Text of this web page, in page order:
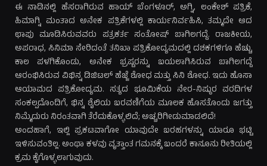
ಈ ನಾಡಿನಲ್ಲಿ ಹೆಸರಾಗಿರುವ ಹಾಯ್ ಬೆಂಗಳೂರ್, ಅಗ್ನಿ, ಲಂಕೇಶ್ ಪತ್ರಿಕೆ,
ಹಿಮಾಗ್ನಿ ಮಂತಾದ ಅನೇಕ ಪತ್ರಿಕೆಗಳಲ್ಲಿ ಕಾರ್ಯನಿರ್ವಹಿಸಿ, ತಮ್ಮದೇ ಆದ
ಛಾಪು ಮೂಡಿಸಿರುವವರು ಪತ್ರಕರ್ತ ಸಂತೋಷ್ ಬಾಗಿಲಗದ್ದೆ. ರಾಜಕೀಯ,
ಅಪರಾಧ, ಸಿನಿಮಾ ಸೇರಿದಂತೆ ತನಿಖಾ ಪತ್ರಿಕೋದ್ಯಮದಲ್ಲಿ ದಶಕಗಳಿಗೂ ಹೆಚ್ಚು
ಕಾಲ ಪಳಗಿಕೊಂಡು, ಅನೇಕ ಭ್ರಷ್ಟರನ್ನು ಬಯಲಾಗಿಸಿರುವ ಬಾಗಿಲಗದ್ದೆ
ಆರಂಭಿಸಿರುವ ವಿಭಿನ್ನ ಡಿಜಿಟಲ್ ಹೆಜ್ಜೆ ಶೋಧ ಮತ್ತು ಸಿನಿ ಶೋಧ. ಇದು ಹೊಸಾ
ಆಯಾಮದ ಪತ್ರಿಕೋದ್ಯಮ. ಸತ್ಯದ ಭೂಮಿಕೆಯ ನೇರ-ನಿಷ್ಠುರ ವರದಿಗಳ
ಸಂಕಲ್ಪದೊಂದಿಗೆ, ಭಿನ್ನ ಶೈಲಿಯ ಬರವಣಿಗೆಯ ಮೂಲಕ ಹೊಸತೊಂದು ಜಗತ್ತು
ನಿಮ್ಮೆದುರು ನಿರಂತವಾಗಿ ತೆರೆದುಕೊಳ್ಳಲಿದೆ; ಅಚ್ಚರಿಗೀಡುಮಾಡಲಿದೆ!
ಅಂದಹಾಗೆ, ಇಲ್ಲಿ ಪ್ರಕಟವಾಗೋ ಯಾವುದೇ ಬರಹಗಳನ್ನು ಯಾರೂ ಭಟ್ಟಿ
ಇಳಿಸುವಂತಿಲ್ಲ. ಅಂಥಾ ಕಳವು ವೃತ್ತಾಂತ ಗಮನಕ್ಕೆ ಬಂದರೆ ಕಾನೂನು ರೀತಿಯಲ್ಲಿ
ಕ್ರಮ ಕೈಗೊಳ್ಳಲಾಗುವುದು.